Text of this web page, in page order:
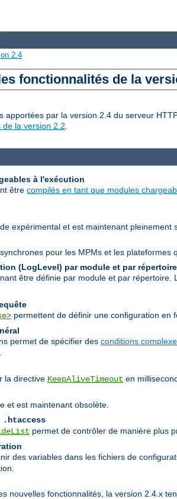
2.4
fonctionnalités de la
apportées par la version 2.4 du serveur
de la version 2.2.
à l'exécution
être compilés en tant que modules
expérimental et est maintenant pleinement
pour les MPMs et les plateformes
(LogLevel) par module et par répertoire
être définie par module et par répertoire.
permettent de définir une configuration en
permet de spécifier des conditions
la directive KeepAliveTimeout en
et est maintenant obsolète.
.htaccess
permet de contrôler de manière plus
des variables dans les fichiers de
nouvelles fonctionnalités, la version 2.4.x